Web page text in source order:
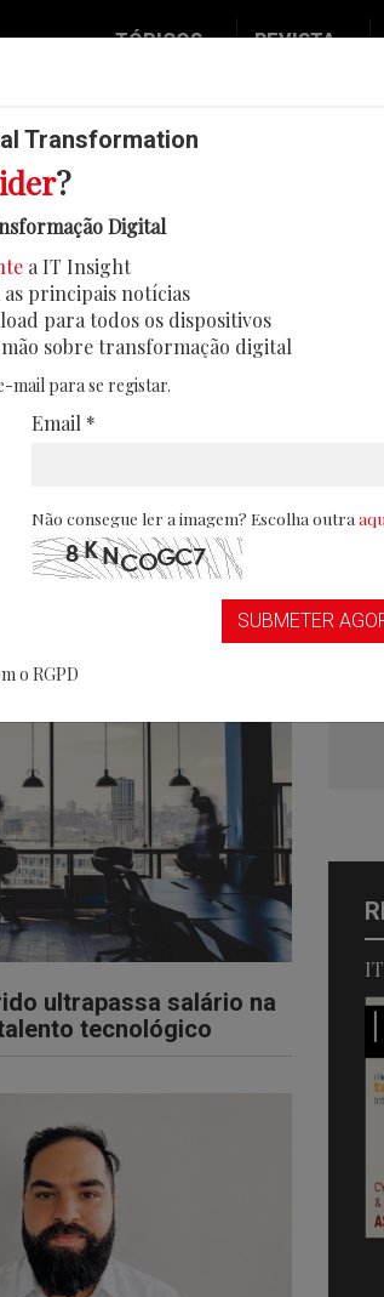
TÓPICOS
Digital
IT Strategy
Operação
Podcast
REVISTA
Partners
conteúdos
ultrapassa salário na
tecnológico
Transformation
?
Digital
a IT Insight
principais notícias
para todos os dispositivos
sobre transformação digital
mail para se registar.
Email *
Não consegue ler a imagem? Escolha outra
SUBMETER
o RGPD